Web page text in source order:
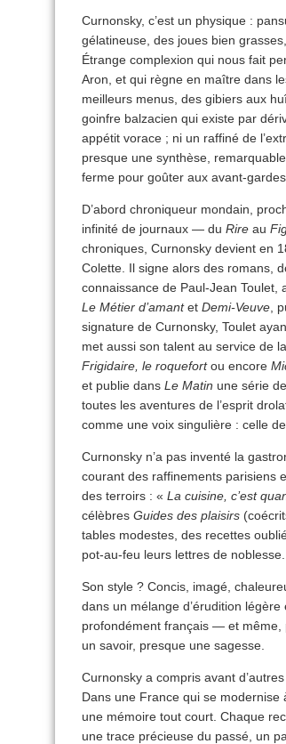
Curnonsky, c’est un physique :
gélatineuse, des joues bien
Étrange complexion qui nous fait
Aron, et qui règne en maître dans
meilleurs menus, des gibiers aux
goinfre balzacien qui existe par
appétit vorace ; ni un raffiné de
presque une synthèse,
ferme pour goûter aux avant-
D’abord chroniqueur mondain,
infinité de journaux — du Rire au
chroniques, Curnonsky devient en
Colette. Il signe alors des romans,
connaissance de Paul-Jean Toulet,
Le Métier d’amantet Demi-Veuve ,
signature de Curnonsky, Toulet
met aussi son talent au service de
Frigidaire, le roquefortou encore
et publie dans Le Matin une série
toutes les aventures de l’esprit
comme une voix singulière : celle
Curnonsky n’a pas inventé la
courant des raffinements parisiens
des terroirs : « La cuisine, c’est
célèbres Guides des plaisirs
tables modestes, des recettes
pot-au-feu leurs lettres de noblesse.
Son style ? Concis, imagé,
dans un mélange d’érudition
profondément français — et même,
un savoir, presque une sagesse.
Curnonsky a compris avant
Dans une France qui se
une mémoire tout court. Chaque
une trace précieuse du passé, un